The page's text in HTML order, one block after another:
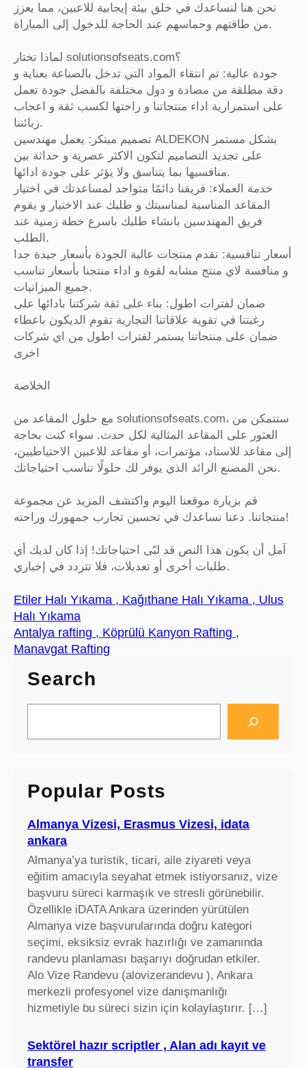
نحن هنا لنساعدك في خلق بيئة إيجابية للاعبين، مما يعزز
من طاقتهم وحماسهم عند الحاجة للدخول إلى المباراة.
لماذا تختار solutionsofseats.com؟
جودة عالية: تم انتقاء المواد التي تدخل بالصناعة بعناية و
دقة مطلقة من مصادة و دول مختلفة بالفضل جودة تعمل
على استمرارية اداء منتجاتنا و راحتها لكسب ثقة و اعجاب
زبائننا.
تصميم مبتكر: يعمل مهندسين ALDEKON بشكل مستمر
على تجديد التصاميم لتكون الاكثر عصرية و حداثة بين
منافسيها بما يتناسق ولا يؤثر على جودة ادائها.
خدمة العملاء: فريقنا دائمًا متواجد لمساعدتك في اختيار
المقاعد المناسبة لمناسبتك و طلبك عند الاختيار و يقوم
فريق المهندسين بانشاء طلبك باسرع خطة زمنية عند
الطلب.
أسعار تنافسية: نقدم منتجات عالية الجودة بأسعار جيدة جدا
و منافسة لاي منتج مشابه لقوة و اداء منتجنا بأسعار تناسب
جميع الميزانيات.
ضمان لفترات اطول: بناء على ثقة شركتنا بادائها على
رغبتنا في تقوية علاقاتنا التجارية تقوم الديكون باعطاء
ضمان على منتجاتنا يستمر لفترات اطول من اي شركات
اخرى
الخلاصة
مع حلول المقاعد من solutionsofseats.com، ستتمكن من
العثور على المقاعد المثالية لكل حدث. سواء كنت بحاجة
إلى مقاعد للاستاد، مؤتمرات، أو مقاعد للاعبين الاحتياطيين،
نحن المصنع الرائد الذي يوفر لك حلولًا تناسب احتياجاتك.
قم بزيارة موقعنا اليوم واكتشف المزيد عن مجموعة
منتجاتنا. دعنا نساعدك في تحسين تجارب جمهورك وراحته!
آمل أن يكون هذا النص قد لبّى احتياجاتك! إذا كان لديك أي
طلبات أخرى أو تعديلات، فلا تتردد في إخباري.
Etiler Halı Yıkama , Kağıthane Halı Yıkama , Ulus
Halı Yıkama
Antalya rafting , Köprülü Kanyon Rafting ,
Manavgat Rafting
Search
a
h
Popular Posts
Almanya Vizesi, Erasmus Vizesi, idata
ankara
Almanya’ya turistik, ticari, aile ziyareti veya
eğitim amacıyla seyahat etmek istiyorsanız, vize
başvuru süreci karmaşık ve stresli görünebilir.
Özellikle iDATA Ankara üzerinden yürütülen
Almanya vize başvurularında doğru kategori
seçimi, eksiksiz evrak hazırlığı ve zamanında
randevu planlaması başarıyı doğrudan etkiler.
Alo Vize Randevu (alovizerandevu ), Ankara
merkezli profesyonel vize danışmanlığı
hizmetiyle bu süreci sizin için kolaylaştırır. […]
Sektörel hazır scriptler , Alan adı kayıt ve
transfer